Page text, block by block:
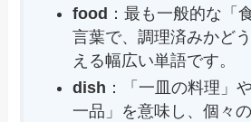
food ：最も一般的な「
言葉で、調理済みかど
える幅広い単語です。
dish ：「一皿の料理」
一品」を意味し、個々